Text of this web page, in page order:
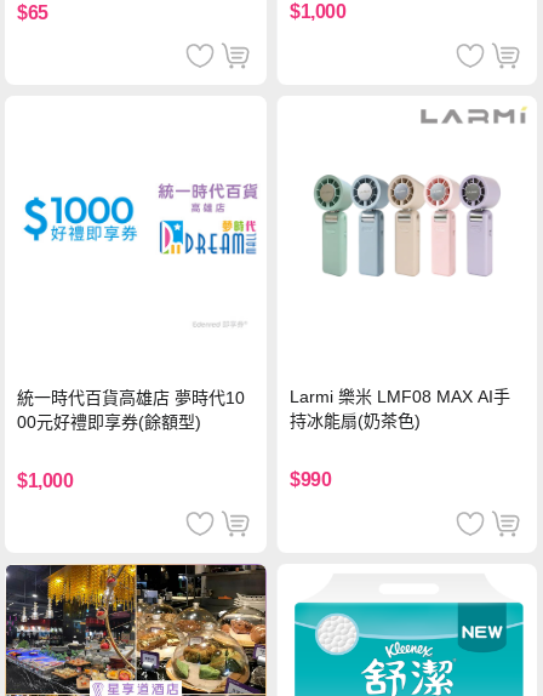
$65 $1,000
統一時代百貨高雄店 夢時代10
00元好禮即享券(餘額型)
$1,000
Larmi 樂米 LMF08 MAX AI手
持冰能扇(奶茶色)
$990